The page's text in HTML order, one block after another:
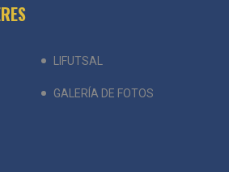
LIFUTSAL
GALERÍA DE FOTOS